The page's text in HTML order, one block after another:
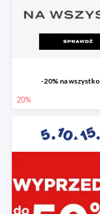
-20% na wszystko
20%